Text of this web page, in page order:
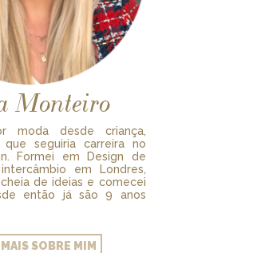
Monteiro
moda desde criança,
que seguiria carreira no
Formei em Design de
em Londres,
de ideias e comecei
então já são 9 anos
SOBRE MIM